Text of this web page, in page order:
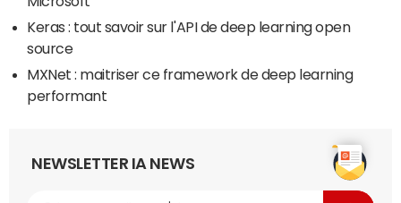
Keras : tout savoir sur l'API de deep learning open
source
MXNet : maitriser ce framework de deep learning
performant
NEWSLETTER IA NEWS